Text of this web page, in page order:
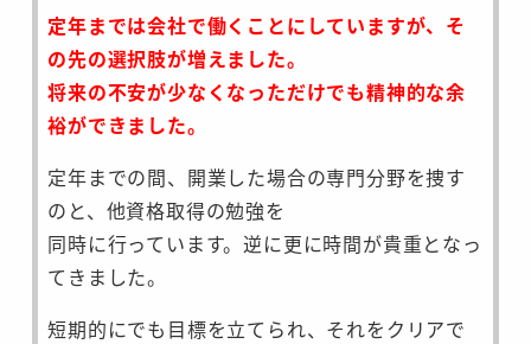
定年までは会社で働くことにしていますが、そ
の先の選択肢が増えました。
将来の不安が少なくなっただけでも精神的な余
裕ができました。
定年までの間、開業した場合の専門分野を捜す
のと、他資格取得の勉強を
同時に行っています。逆に更に時間が貴重となっ
てきました。
短期的にでも目標を立てられ、それをクリアで